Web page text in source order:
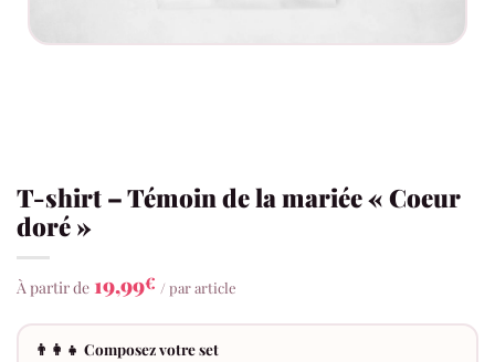
T-shirt – Témoin de la mariée « Coeur
doré »
À partir de 19,99€ / par article
👨‍👩‍👧 Composez votre set